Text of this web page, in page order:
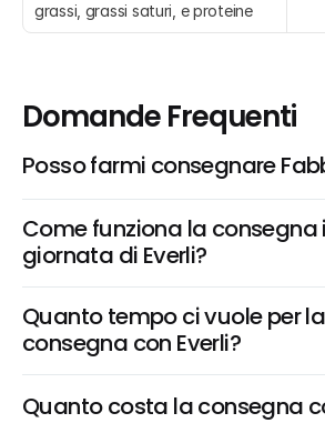
grassi, grassi saturi, e proteine
Domande Frequenti
Posso farmi consegnare
Come funziona la consegna
giornata di Everli?
Quanto tempo ci vuole per la
consegna con Everli?
Quanto costa la consegna